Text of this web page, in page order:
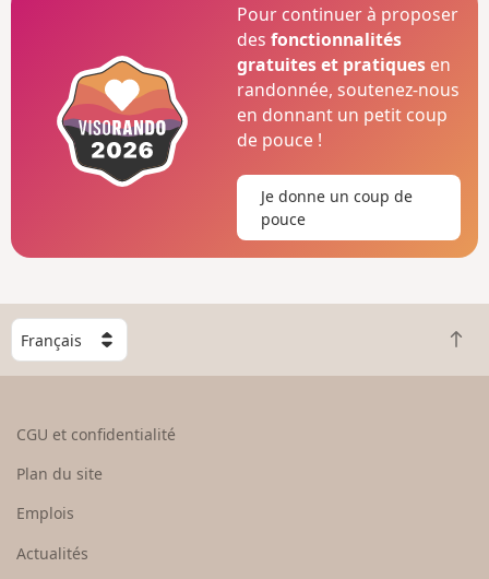
Pour continuer à proposer
desfonctionnalités
gratuites et pratiques en
randonnée, soutenez-nous
en donnant un petit coup
de pouce !
Je donne un coup de
pouce
C
h
o
e
u
R
e
CGU et confidentialité
Plan du site
Emplois
Actualités